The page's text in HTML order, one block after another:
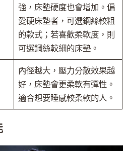
強，床墊硬度也會增加。偏
愛硬床墊者，可選鋼絲較粗
的款式；若喜歡柔軟度，則
可選鋼絲較細的床墊。
內徑越大，壓力分散效果越
好，床墊會更柔軟有彈性。
適合想要睡感較柔軟的人。